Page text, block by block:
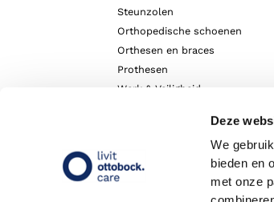
Deze
We
bieden en
met onze
Steunzolen
Orthopedische schoenen
Orthesen en braces
Prothesen
Werk & Veiligheid